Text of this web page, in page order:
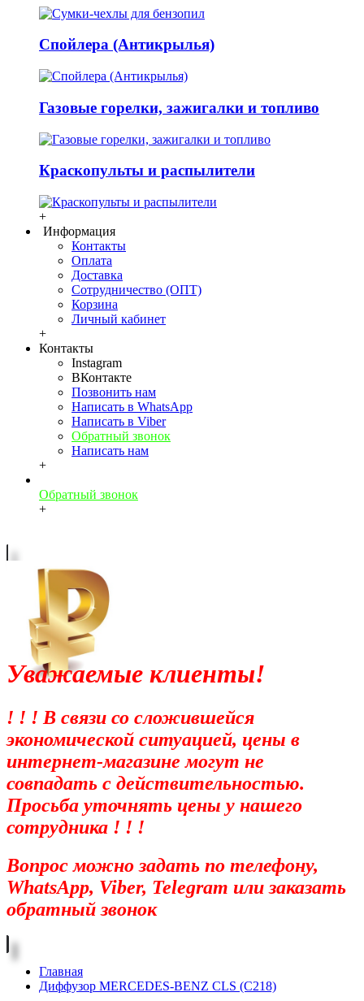
Спойлера (Антикрылья)
Газовые горелки, зажигалки и топливо
Краскопульты и распылители
+
Информация
Контакты
Оплата
Доставка
Сотрудничество (ОПТ)
Корзина
Личный кабинет
+
Контакты
Instagram
ВКонтакте
Позвонить нам
Написать в WhatsApp
Написать в Viber
Обратный звонок
Написать нам
+
Обратный звонок
+
Уважаемые клиенты!
! ! ! В связи со сложившейся
экономической ситуацией, цены в
интернет-магазине могут не
совпадать с действительностью.
Просьба уточнять цены у нашего
сотрудника ! ! !
Вопрос можно задать по телефону,
WhatsApp, Viber, Telegram или заказать
обратный звонок
Главная
Диффузор MERCEDES-BENZ CLS (C218)